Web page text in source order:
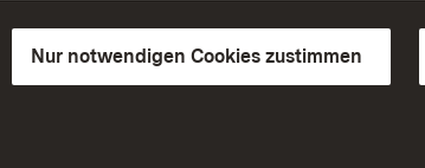
Nur notwendigen Cookies zustimmen